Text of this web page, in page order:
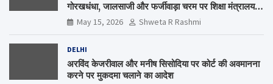
गोरखधंधा, जालसाजी और फर्जीवाड़ा चरम पर शिक्षा मंत्रालय
कब जागेगा ?
May 15, 2026 Shweta R Rashmi
DELHI
अरविंद केजरीवाल और मनीष सिसोदिया पर कोर्ट की अवमानना
करने पर मुकदमा चलाने का आदेश